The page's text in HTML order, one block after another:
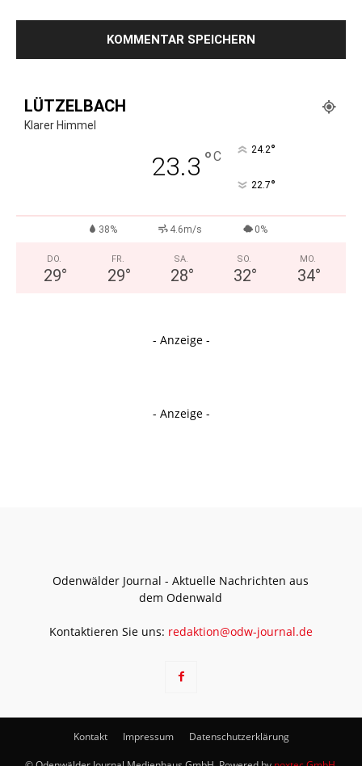
LÜTZELBACH
Klarer Himmel
23.3 °C 24.2°
22.7°
38% 4.6m/s 0%
DO.
29°
FR.
29°
SA.
28°
SO.
32°
MO.
34°
- Anzeige -
- Anzeige -
Odenwälder Journal - Aktuelle Nachrichten aus
dem Odenwald
Kontaktieren Sie uns: redaktion@odw-journal.de
Kontakt Impressum Datenschutzerklärung